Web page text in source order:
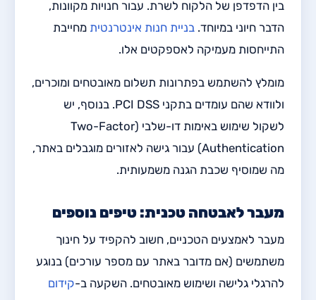
בין הדפדפן של הלקוח לשרת. עבור חנויות מקוונות,
הדבר חיוני במיוחד. בניית חנות אינטרנטית מחייבת
התייחסות מעמיקה לאספקטים אלו.
מומלץ להשתמש בפתרונות תשלום מאובטחים ומוכרים,
ולוודא שהם עומדים בתקני PCI DSS. בנוסף, יש
לשקול שימוש באימות דו-שלבי (Two-Factor
Authentication) עבור גישה לאזורים מוגבלים באתר,
מה שמוסיף שכבת הגנה משמעותית.
מעבר לאבטחה טכנית: טיפים נוספים
מעבר לאמצעים הטכניים, חשוב להקפיד על חינוך
משתמשים (אם מדובר באתר עם מספר עורכים) בנוגע
להרגלי גלישה ושימוש מאובטחים. השקעה ב-קידום